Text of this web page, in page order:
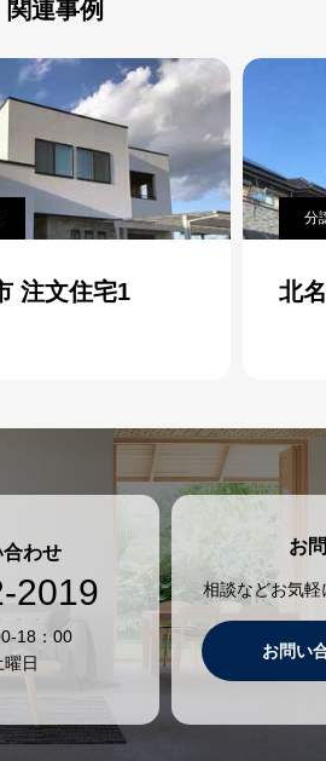
関連事例
住宅1
分譲住宅
北名古
わせ
2019
18：00
曜日
お
相談などお気
お問い